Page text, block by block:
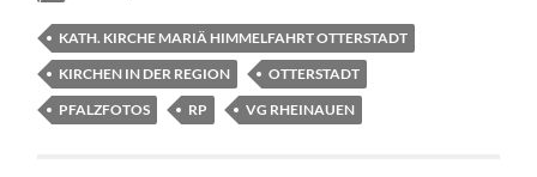
KATH. KIRCHE MARIÄ HIMMELFAHRT OTTERSTADT
KIRCHEN IN DER REGION
OTTERSTADT
PFALZFOTOS
RP VG RHEINAUEN